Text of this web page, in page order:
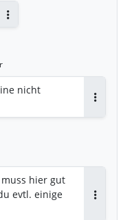
nicht
hier gut
evtl. einige